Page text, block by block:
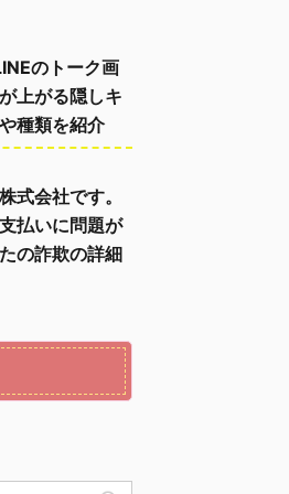
のトーク画
上がる隠しキ
種類を紹介
式会社です。
払いに問題が
の詐欺の詳細